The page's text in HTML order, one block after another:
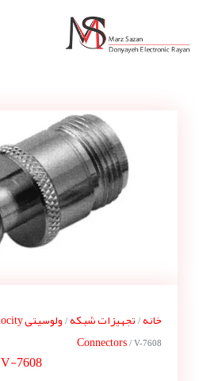
خانه/ تجهیزات شبکه/ ولوسیتی Velocity
Connectors / V-7608
V-7608